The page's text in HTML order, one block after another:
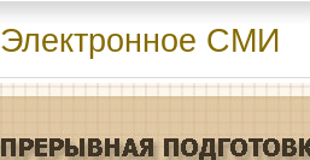
Электронное СМИ